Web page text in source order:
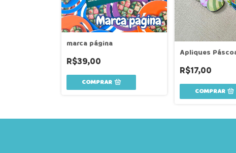
marca página
R$39,00
Apliques
R$17,00
COMPRAR